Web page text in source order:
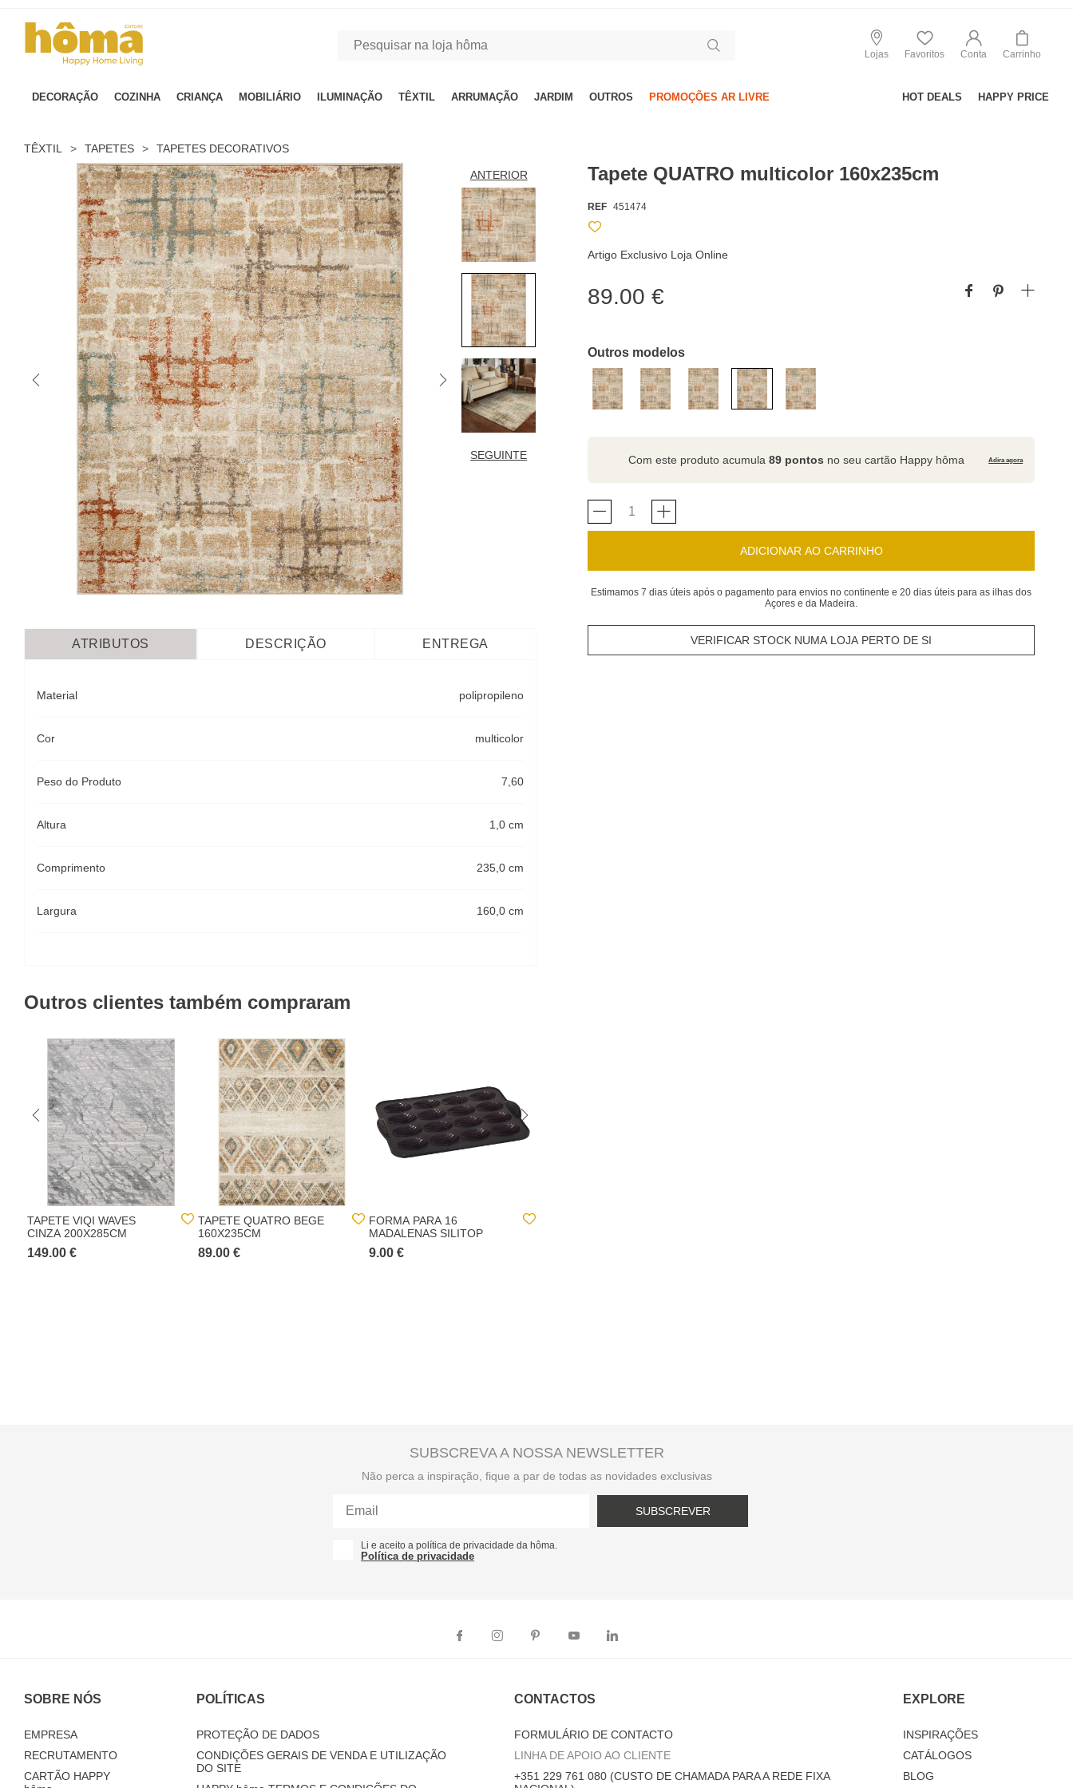
Lojas Favoritos Conta Carrinho
DECORAÇÃO COZINHA CRIANÇA MOBILIÁRIO ILUMINAÇÃO TÊXTIL ARRUMAÇÃO JARDIM OUTROS PROMOÇÕES AR LIVRE HOT DEALS HAPPY PRICE
TÊXTIL > TAPETES > TAPETES DECORATIVOS
ANTERIOR
SEGUINTE
Tapete QUATRO multicolor 160x235cm
REF 451474
Artigo Exclusivo Loja Online
89.00 €
Outros modelos
Com este produto acumula89 pontos no seu cartão Happy hôma Adira agora
ADICIONAR AO CARRINHO
Estimamos 7 dias úteis após o pagamento para envios no continente e 20 dias úteis para as ilhas dos
Açores e da Madeira.
VERIFICAR STOCK NUMA LOJA PERTO DE SI
ATRIBUTOS DESCRIÇÃO ENTREGA
Material polipropileno
Cor multicolor
Peso do Produto 7,60
Altura 1,0 cm
Comprimento 235,0 cm
Largura 160,0 cm
Outros clientes também compraram
TAPETE VIQI WAVES
CINZA 200X285CM
149.00 €
TAPETE QUATRO BEGE
160X235CM
89.00 €
FORMA PARA 16
MADALENAS SILITOP
9.00 €
SUBSCREVA A NOSSA NEWSLETTER
Não perca a inspiração, fique a par de todas as novidades exclusivas
SUBSCREVER
Li e aceito a política de privacidade da hôma.
Política de privacidade
SOBRE NÓS
EMPRESA
RECRUTAMENTO
CARTÃO HAPPY
POLÍTICAS
PROTEÇÃO DE DADOS
CONDIÇÕES GERAIS DE VENDA E UTILIZAÇÃO
DO SITE
CONTACTOS
FORMULÁRIO DE CONTACTO
LINHA DE APOIO AO CLIENTE
+351 229 761 080 (CUSTO DE CHAMADA PARA A REDE FIXA
EXPLORE
INSPIRAÇÕES
CATÁLOGOS
BLOG